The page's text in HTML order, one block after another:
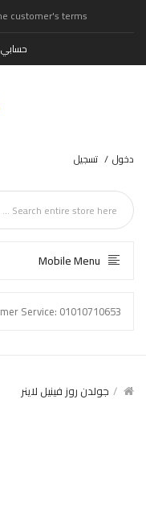
customer's terms
حسابي
دخول تسجيل
Mobile Menu
Service: 01010710653
جولدن روز فينيل لاينر